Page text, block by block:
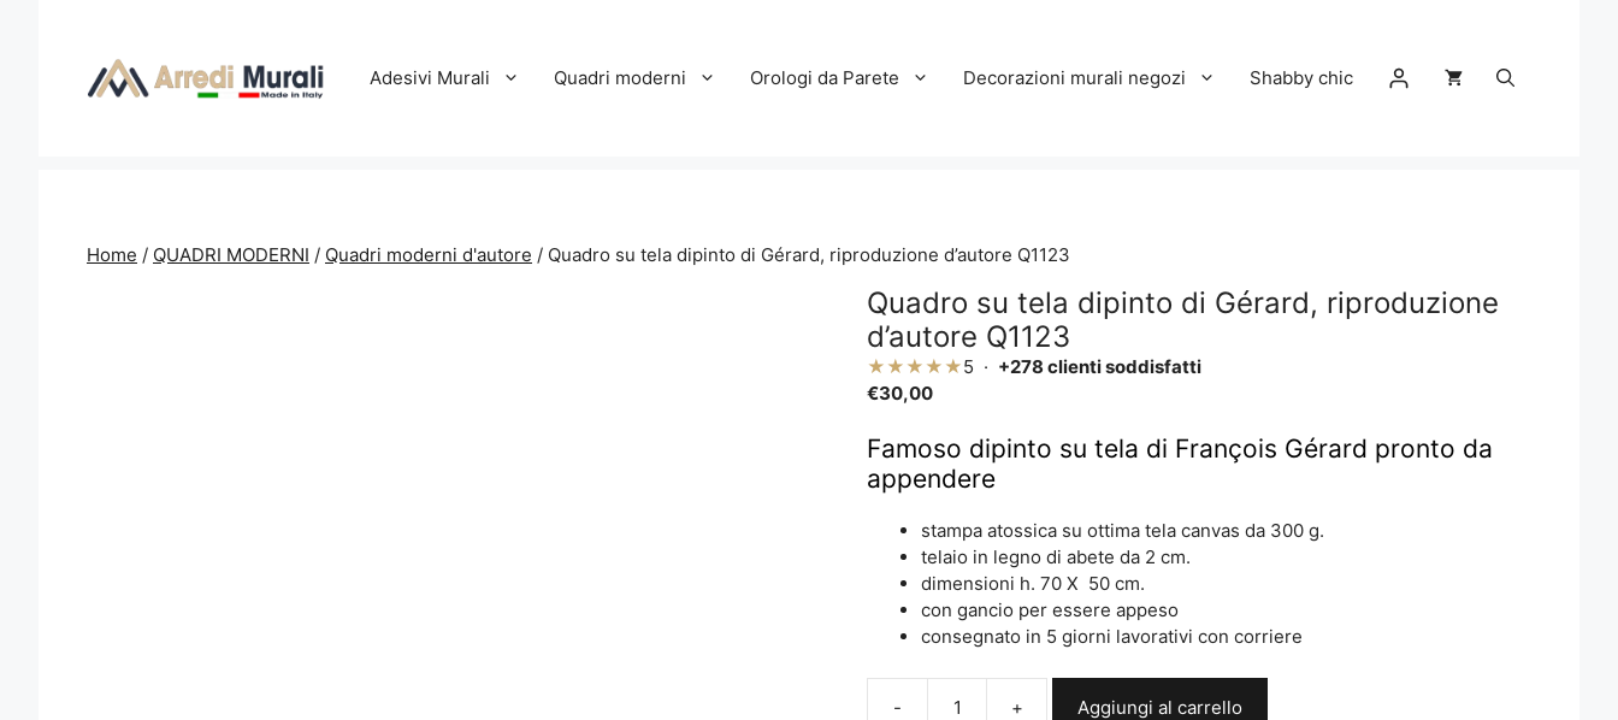
Adesivi Murali Quadri moderni Orologi da Parete Decorazioni murali negozi Shabby chic
Home / QUADRI MODERNI / Quadri moderni d'autore / Quadro su tela dipinto di Gérard, riproduzione d’autore Q1123
Quadro su tela dipinto di Gérard, riproduzione
d’autore Q1123
★★★★★5 · +278 clienti soddisfatti
€30,00
Famoso dipinto su tela di François Gérard pronto da
appendere
stampa atossica su ottima tela canvas da 300 g.
telaio in legno di abete da 2 cm.
dimensioni h. 70 X 50 cm.
con gancio per essere appeso
consegnato in 5 giorni lavorativi con corriere
Aggiungi al carrello